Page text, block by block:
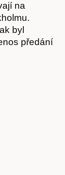
na
byl
předání